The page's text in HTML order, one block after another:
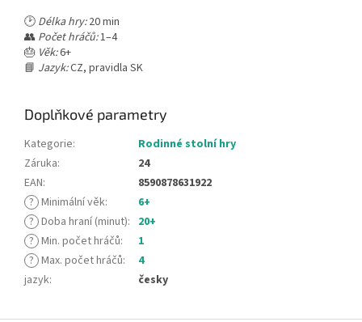
🕑 Délka hry:20 min
👥 Počet hráčů:1–4
🎂 Věk:6+
📘 Jazyk:CZ, pravidla SK
Doplňkové parametry
Kategorie:
Rodinné stolní hry
Záruka:
24
EAN:
8590878631922
? Minimální věk:
6+
? Doba hraní (minut): 20+
? Min. počet hráčů:
1
? Max. počet hráčů:
4
jazyk: česky